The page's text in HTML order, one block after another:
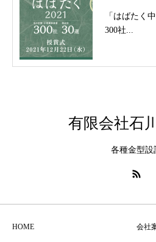
「はばたく
300社...
有限会社石
各種金型設
HOME 会社